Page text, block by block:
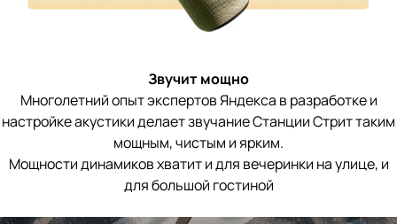
Звучит мощно
Многолетний опыт экспертов Яндекса в разработке и
настройке акустики делает звучание Станции Стрит таким
мощным, чистым и ярким.
Мощности динамиков хватит и для вечеринки на улице, и
для большой гостиной